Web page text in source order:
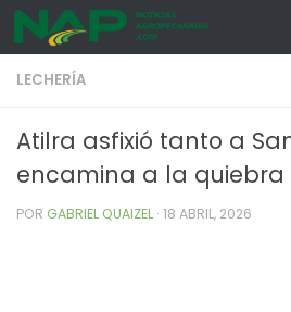
Skip to content
LECHERÍA
Atilra asfixió tanto a
encamina a la quiebra
POR GABRIEL QUAIZEL · 18 ABRIL, 2026